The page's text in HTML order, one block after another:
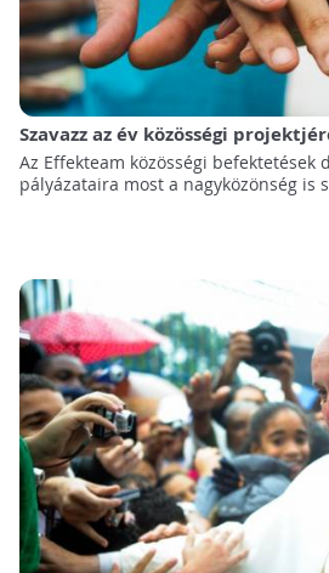
Szavazz az év közösségi
Az Effekteam közösségi
pályázataira most a nagyközönség is